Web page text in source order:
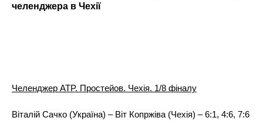
челенджера в Чехії
Челенджер ATP. Простейов. Чехія. 1/8 фіналу
Віталій Сачко (Україна) – Віт Копржіва (Чехія) – 6:1, 4:6, 7:6